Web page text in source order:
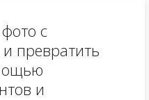
с
превратить
и